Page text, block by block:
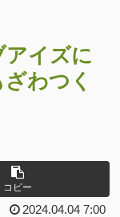
アイズに
わつく
コピー
2024.04.04 7:00